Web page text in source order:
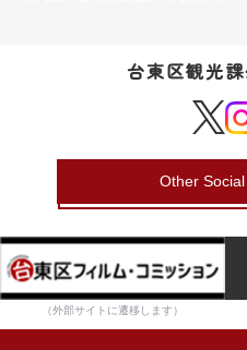
台東区観光
Other
（外部サイトに遷移します）